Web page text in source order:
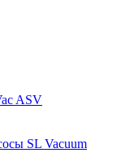
ASV
SL Vacuum